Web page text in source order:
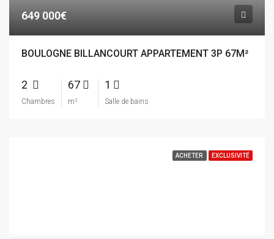
649 000€
BOULOGNE BILLANCOURT APPARTEMENT 3P 67M²
2
Chambres
67
m²
1
Salle de bains
ACHETER EXCLUSIVITÉ